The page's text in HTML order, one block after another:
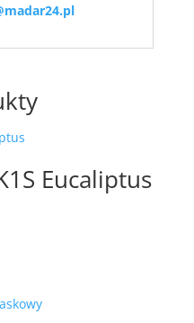
Eucaliptus